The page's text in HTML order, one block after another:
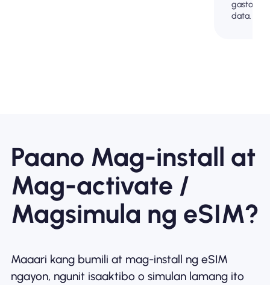
gastos ng
data.
Paano Mag-install at
Mag-activate /
Magsimula ng eSIM?
Maaari kang bumili at mag-install ng eSIM
ngayon, ngunit isaaktibo o simulan lamang ito